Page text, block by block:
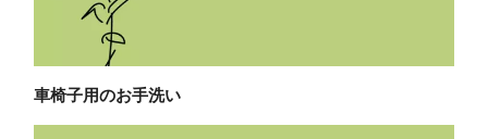
車椅子用のお手洗い